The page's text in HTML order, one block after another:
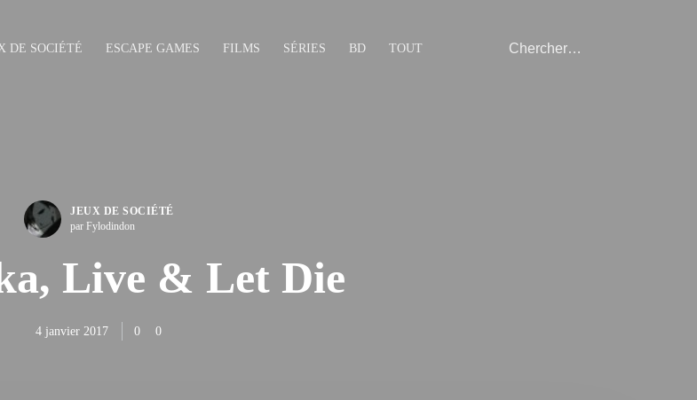
DE SOCIÉTÉ ESCAPE GAMES FILMS SÉRIES BD TOUT
JEUX DE SOCIÉTÉ
par Fylodindon
Live & Let Die
4 janvier 2017 0 0